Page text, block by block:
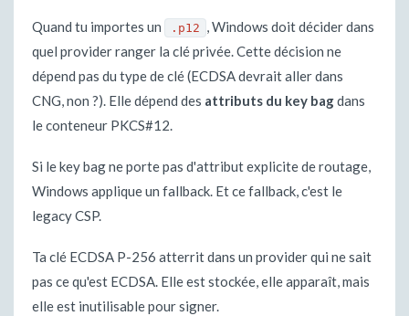
Quand tu importes un .p12 , Windows doit décider dans
quel provider ranger la clé privée. Cette décision ne
dépend pas du type de clé (ECDSA devrait aller dans
CNG, non ?). Elle dépend des attributs du key bagdans
le conteneur PKCS#12.
Si le key bag ne porte pas d'attribut explicite de routage,
Windows applique un fallback. Et ce fallback, c'est le
legacy CSP.
Ta clé ECDSA P-256 atterrit dans un provider qui ne sait
pas ce qu'est ECDSA. Elle est stockée, elle apparaît, mais
elle est inutilisable pour signer.